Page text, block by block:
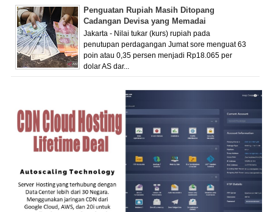
Penguatan Rupiah Masih Ditopang
Cadangan Devisa yang Memadai
Jakarta - Nilai tukar (kurs) rupiah pada
penutupan perdagangan Jumat sore menguat 63
poin atau 0,35 persen menjadi Rp18.065 per
dolar AS dar...